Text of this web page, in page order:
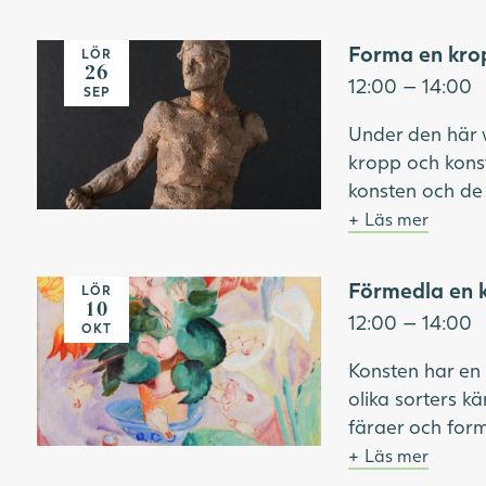
Vihriäläs
vår Studio.
saker som
och former för
aktiviteten.
klass, 2022.
Foto: Hossein
Människofigur i terrakotta
LÖR
26
SEP
Forma en
12:00 — 14:00
Under den här
kropp och
konsten och
så ofta nakna?
fortsätter vi till
fantasifulla
aktiviteten.
konstmuseum.
Läs mer
LÖR
10
OKT
Förmedla en
12:00 — 14:00
Konsten har
olika sorters
färger och
bild som
Läs mer